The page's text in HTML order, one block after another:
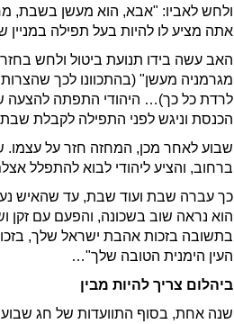
ולחש לאביו: "אבא, הוא מעשן בשבת,
אתה מציע לו להיות בעל תפילה במניין
האב עשה בידו תנועת ביטול ולחש
מגרמניה מעשן" (בהתכוונו לכך
לרדת כל כך)… היהודי התפתה להצעה
הכנסת וניגש לפני התפילה לקבלת
שבוע לאחר מכן, המחזה חזר על עצמו.
ברחוב, והציע ליהודי לבוא להתפלל
כך עברה שבת ועוד שבת, עד שהאיש
הוא נראה שוב בשכונה, והפעם עם זקן
בתשובה בזכות אהבת ישראל שלך,
העין הימנית הטובה שלך"…
ביהלום צריך להיות מבין
שנה אחת, בסוף התוועדות של חג